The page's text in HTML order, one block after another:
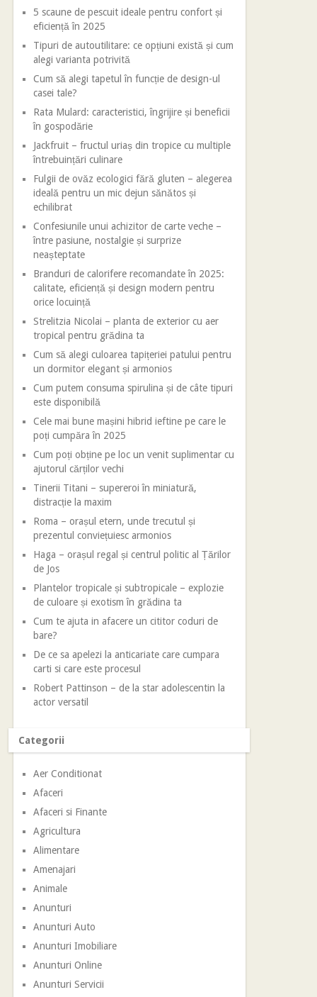
5 scaune de pescuit ideale pentru confort și
eficiență în 2025
Tipuri de autoutilitare: ce opțiuni există și cum
alegi varianta potrivită
Cum să alegi tapetul în funcție de design-ul
casei tale?
Rata Mulard: caracteristici, îngrijire și beneficii
în gospodărie
Jackfruit – fructul uriaș din tropice cu multiple
întrebuințări culinare
Fulgii de ovăz ecologici fără gluten – alegerea
ideală pentru un mic dejun sănătos și
echilibrat
Confesiunile unui achizitor de carte veche –
între pasiune, nostalgie și surprize
neașteptate
Branduri de calorifere recomandate în 2025:
calitate, eficiență și design modern pentru
orice locuință
Strelitzia Nicolai – planta de exterior cu aer
tropical pentru grădina ta
Cum să alegi culoarea tapițeriei patului pentru
un dormitor elegant și armonios
Cum putem consuma spirulina și de câte tipuri
este disponibilă
Cele mai bune mașini hibrid ieftine pe care le
poți cumpăra în 2025
Cum poți obține pe loc un venit suplimentar cu
ajutorul cărților vechi
Tinerii Titani – supereroi în miniatură,
distracție la maxim
Roma – orașul etern, unde trecutul și
prezentul conviețuiesc armonios
Haga – orașul regal și centrul politic al Țărilor
de Jos
Plantelor tropicale și subtropicale – explozie
de culoare și exotism în grădina ta
Cum te ajuta in afacere un cititor coduri de
bare?
De ce sa apelezi la anticariate care cumpara
carti si care este procesul
Robert Pattinson – de la star adolescentin la
actor versatil
Categorii
Aer Conditionat
Afaceri
Afaceri si Finante
Agricultura
Alimentare
Amenajari
Animale
Anunturi
Anunturi Auto
Anunturi Imobiliare
Anunturi Online
Anunturi Servicii